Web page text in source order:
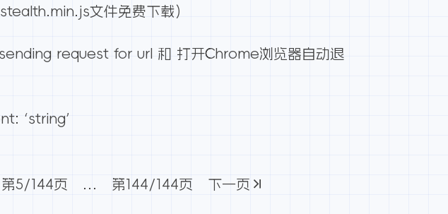
文件免费下载）
request for url 和 打开Chrome浏览器自动退
‘string’
第5 /144页 第144 /144页 下一页